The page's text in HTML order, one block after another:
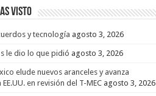
Visto
y tecnología agosto 3, 2026
le dio lo que pidió agosto 3, 2026
elude nuevos aranceles y avanza
EE.UU. en revisión del T-MEC agosto 3, 2026